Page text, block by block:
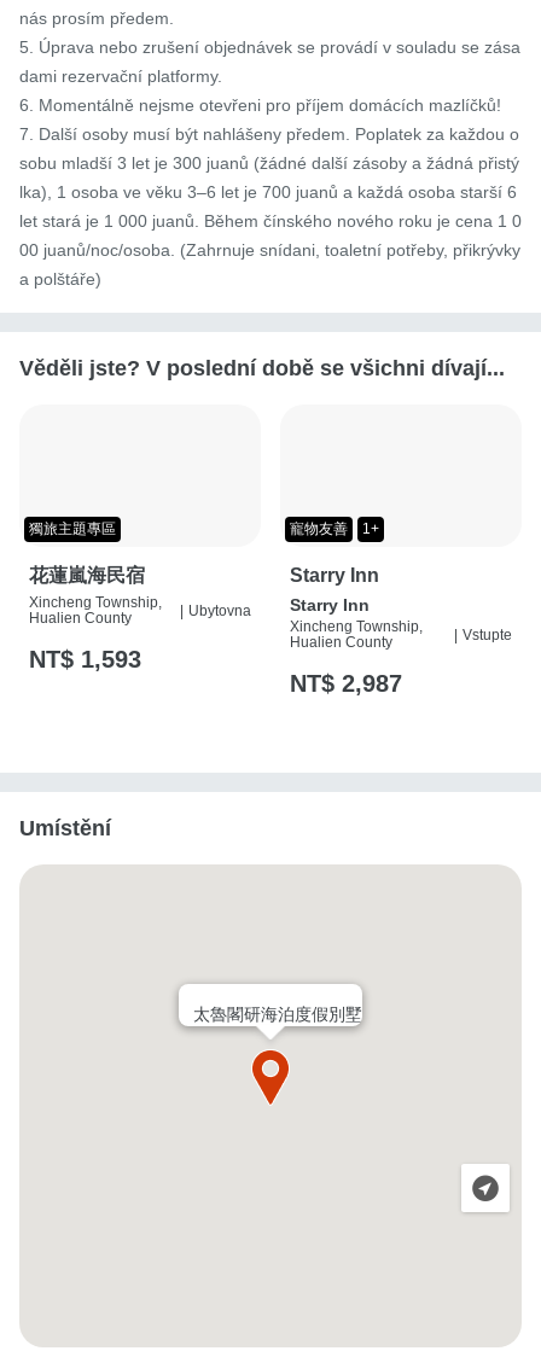
nás prosím předem.
5. Úprava nebo zrušení objednávek se provádí v souladu se zása
dami rezervační platformy.
6. Momentálně nejsme otevřeni pro příjem domácích mazlíčků!
7. Další osoby musí být nahlášeny předem. Poplatek za každou o
sobu mladší 3 let je 300 juanů (žádné další zásoby a žádná přistý
lka), 1 osoba ve věku 3–6 let je 700 juanů a každá osoba starší 6
let stará je 1 000 juanů. Během čínského nového roku je cena 1 0
00 juanů/noc/osoba. (Zahrnuje snídani, toaletní potřeby, přikrývky
a polštáře)
Věděli jste? V poslední době se všichni dívají...
獨旅主題專區
花蓮嵐海民宿
Xincheng Township,
Hualien County
Ubytovna
NT$ 1,593
寵物友善 1+
Starry Inn
Starry Inn
Xincheng Township,
Hualien County
Vstupte
NT$ 2,987
Umístění
太魯閣研海泊度假別墅